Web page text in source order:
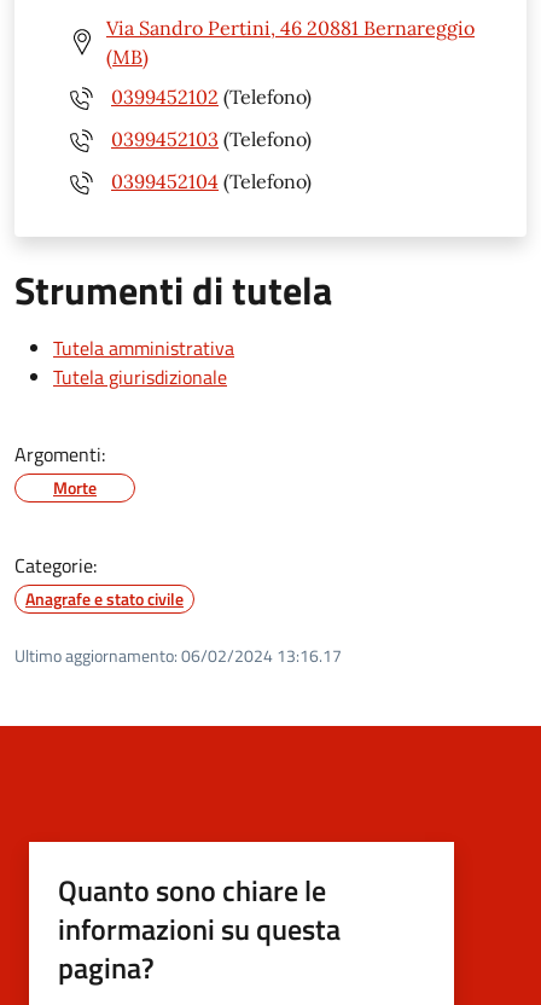
Via Sandro Pertini, 46 20881 Bernareggio
(MB)
0399452102 (Telefono)
0399452103 (Telefono)
0399452104 (Telefono)
Strumenti di tutela
Tutela amministrativa
Tutela giurisdizionale
Argomenti:
Morte
Categorie:
Anagrafe e stato civile
Ultimo aggiornamento:06/02/2024 13:16.17
Quanto sono chiare le
informazioni su questa
pagina?